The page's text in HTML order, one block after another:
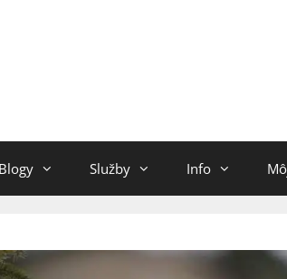
Blogy Služby Info